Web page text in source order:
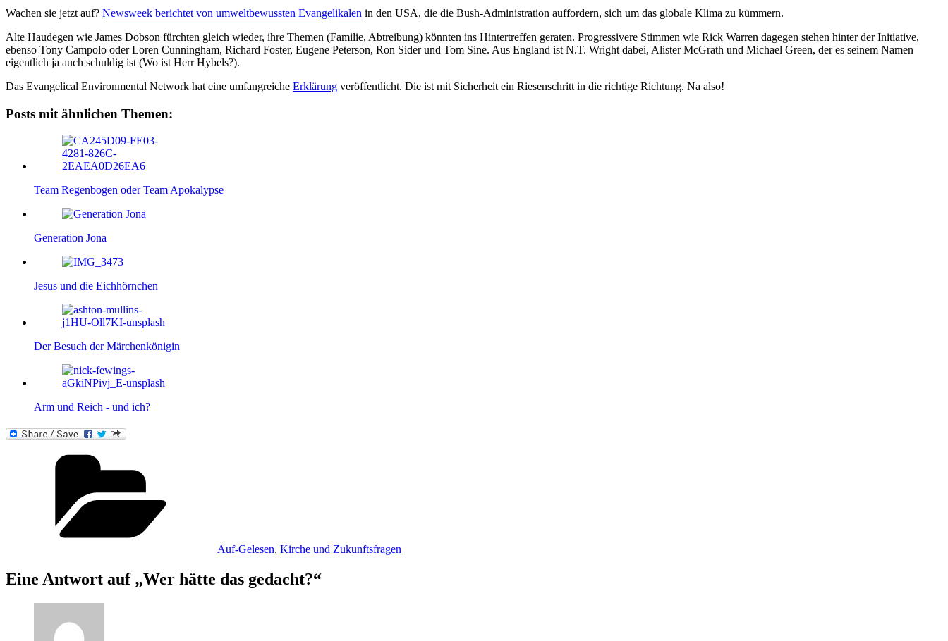
Wachen sie jetzt auf? Newsweek berichtet von umweltbewussten Evangelikalen in den USA, die die Bush-Administration auffordern, sich um das globale Klima zu kümmern.
Alte Haudegen wie James Dobson fürchten gleich wieder, ihre Themen (Familie, Abtreibung) könnten ins Hintertreffen geraten. Progressivere Stimmen wie Rick Warren dagegen stehen hinter der Initiative,
ebenso Tony Campolo oder Loren Cunningham, Richard Foster, Eugene Peterson, Ron Sider und Tom Sine. Aus England ist N.T. Wright dabei, Alister McGrath und Michael Green, der es seinem Namen
eigentlich ja auch schuldig ist (Wo ist Herr Hybels?).
Das Evangelical Environmental Network hat eine umfangreiche Erklärung veröffentlicht. Die ist mit Sicherheit ein Riesenschritt in die richtige Richtung. Na also!
Posts mit ähnlichen Themen:
Team Regenbogen oder Team Apokalypse
Generation Jona
Jesus und die Eichhörnchen
Der Besuch der Märchenkönigin
Arm und Reich - und ich?
Auf-Gelesen, Kirche und Zukunftsfragen
Eine Antwort auf „Wer hätte das gedacht?“